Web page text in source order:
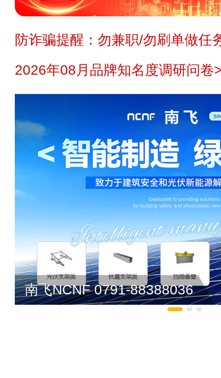
防诈骗提醒：勿兼职/勿刷单做任
2026年08月品牌知名度调研问卷
南飞NCNF 0791-88388036